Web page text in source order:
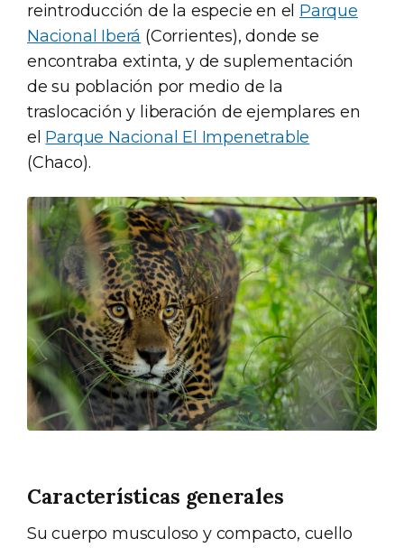
reintroducción de la especie en el Parque
Nacional Iberá (Corrientes), donde se
encontraba extinta, y de suplementación
de su población por medio de la
traslocación y liberación de ejemplares en
el Parque Nacional El Impenetrable
(Chaco).
Características generales
Su cuerpo musculoso y compacto, cuello